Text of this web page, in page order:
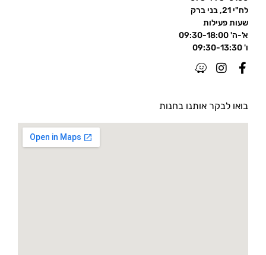
לח"י 21, בני ברק
שעות פעילות
א'-ה' 09:30-18:00
ו' 09:30-13:30
בואו לבקר אותנו בחנות